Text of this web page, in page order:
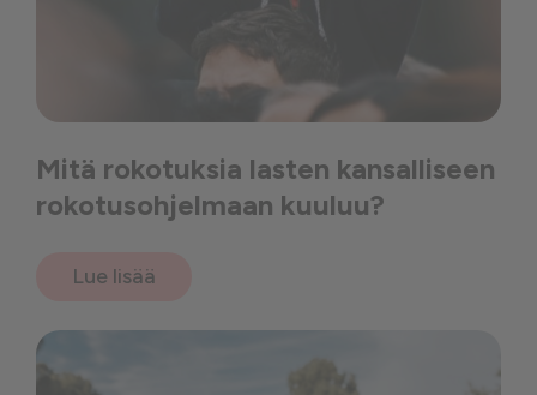
Mitä rokotuksia lasten kansalliseen
rokotusohjelmaan kuuluu?
Lue lisää